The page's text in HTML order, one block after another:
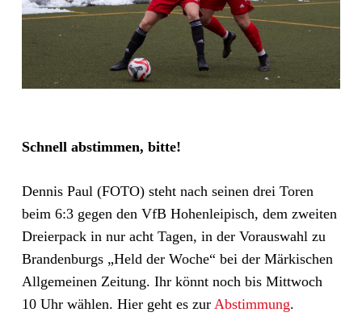
Schnell abstimmen, bitte!
Dennis Paul (FOTO) steht nach seinen drei Toren
beim 6:3 gegen den VfB Hohenleipisch, dem zweiten
Dreierpack in nur acht Tagen, in der Vorauswahl zu
Brandenburgs „Held der Woche“ bei der Märkischen
Allgemeinen Zeitung. Ihr könnt noch bis Mittwoch
10 Uhr wählen. Hier geht es zur Abstimmung.